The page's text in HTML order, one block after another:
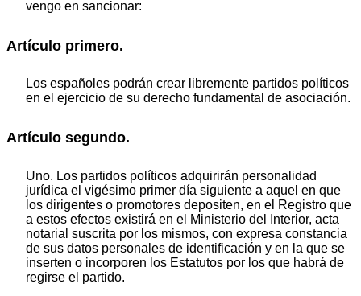
vengo en sancionar:
Artículo primero.
Los españoles podrán crear libremente partidos políticos
en el ejercicio de su derecho fundamental de asociación.
Artículo segundo.
Uno. Los partidos políticos adquirirán personalidad
jurídica el vigésimo primer día siguiente a aquel en que
los dirigentes o promotores depositen, en el Registro que
a estos efectos existirá en el Ministerio del Interior, acta
notarial suscrita por los mismos, con expresa constancia
de sus datos personales de identificación y en la que se
inserten o incorporen los Estatutos por los que habrá de
regirse el partido.